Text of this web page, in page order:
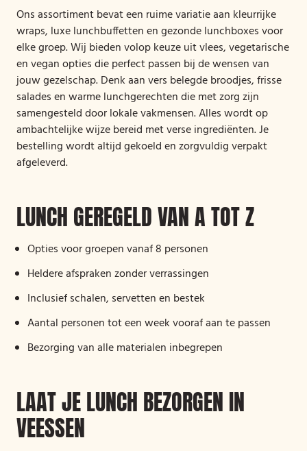
Ons assortiment bevat een ruime variatie aan kleurrijke
wraps, luxe lunchbuffetten en gezonde lunchboxes voor
elke groep. Wij bieden volop keuze uit vlees, vegetarische
en vegan opties die perfect passen bij de wensen van
jouw gezelschap. Denk aan vers belegde broodjes, frisse
salades en warme lunchgerechten die met zorg zijn
samengesteld door lokale vakmensen. Alles wordt op
ambachtelijke wijze bereid met verse ingrediënten. Je
bestelling wordt altijd gekoeld en zorgvuldig verpakt
afgeleverd.
LUNCH GEREGELD VAN A TOT Z
Opties voor groepen vanaf 8 personen
Heldere afspraken zonder verrassingen
Inclusief schalen, servetten en bestek
Aantal personen tot een week vooraf aan te passen
Bezorging van alle materialen inbegrepen
LAAT JE LUNCH BEZORGEN IN
VEESSEN